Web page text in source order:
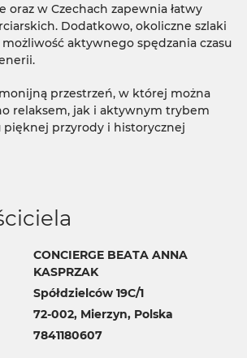
oraz w Czechach zapewnia łatwy
Dodatkowo, okoliczne szlaki
aktywnego spędzania czasu
przestrzeń, w której można
relaksem, jak i aktywnym trybem
pięknej przyrody i historycznej
CONCIERGE BEATA ANNA
KASPRZAK
Spółdzielców 19C/1
72-002, Mierzyn, Polska
7841180607